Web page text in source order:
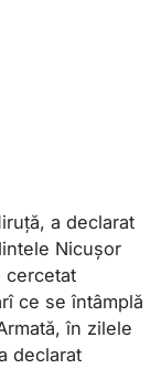
a declarat
Nicușor
cercetat
ce se întâmplă
în zilele
declarat